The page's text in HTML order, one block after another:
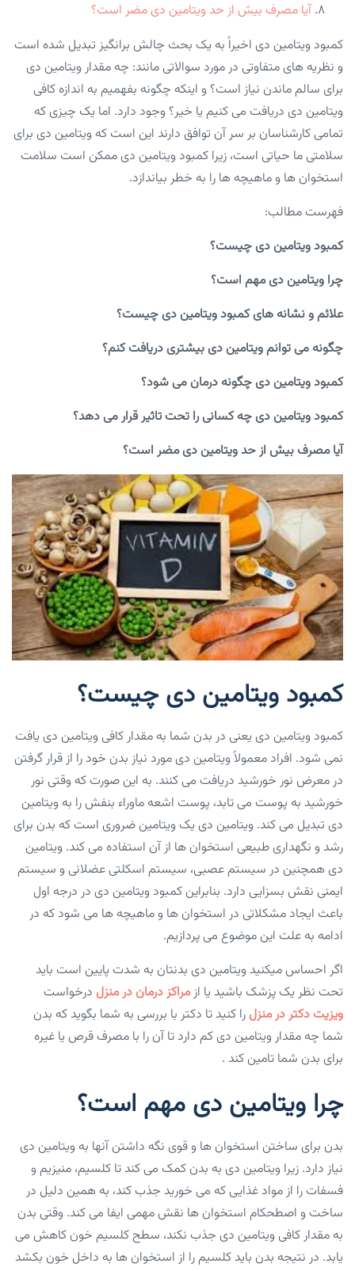
آیا مصرف بیش از حد ویتامین دی مضر است؟
کمبود ویتامین دی اخیراً به یک بحث چالش برانگیز تبدیل شده است
و نظریه های متفاوتی در مورد سوالاتی مانند: چه مقدار ویتامین دی
برای سالم ماندن نیاز است؟ و اینکه چگونه بفهمیم به اندازه کافی
ویتامین دی دریافت می کنیم یا خیر؟ وجود دارد. اما یک چیزی که
تمامی کارشناسان بر سر آن توافق دارند این است که ویتامین دی برای
سلامتی ما حیاتی است، زیرا کمبود ویتامین دی ممکن است سلامت
استخوان ها و ماهیچه ها را به خطر بیاندازد.
فهرست مطالب:
کمبود ویتامین دی چیست؟
چرا ویتامین دی مهم است؟
علائم و نشانه های کمبود ویتامین دی چیست؟
چگونه می توانم ویتامین دی بیشتری دریافت کنم؟
کمبود ویتامین دی چگونه درمان می شود؟
کمبود ویتامین دی چه کسانی را تحت تاثیر قرار می دهد؟
آیا مصرف بیش از حد ویتامین دی مضر است؟
کمبود ویتامین دی چیست؟
کمبود ویتامین دی یعنی در بدن شما به مقدار کافی ویتامین دی یافت
نمی ‌شود. افراد معمولاً ویتامین دی مورد نیاز بدن خود را از قرار گرفتن
در معرض نور خورشید دریافت می ‌کنند. به این صورت که وقتی نور
خورشید به پوست می ‌تابد، پوست اشعه ماوراء بنفش را به ویتامین
دی تبدیل می ‌کند. ویتامین دی یک ویتامین ضروری است که بدن برای
رشد و نگهداری طبیعی استخوان ها از آن استفاده می کند. ویتامین
دی همچنین در سیستم عصبی، سیستم اسکلتی عضلانی و سیستم
ایمنی نقش بسزایی دارد. بنابراین کمبود ویتامین دی در درجه اول
باعث ایجاد مشکلاتی در استخوان ها و ماهیچه ها می شود که در
ادامه به علت این موضوع می پردازیم.
اگر احساس میکنید ویتامین دی بدنتان به شدت پایین است باید
تحت نظر یک پزشک باشید یا ازمراکز درمان در منزل درخواست
ویزیت دکتر در منزل را کنید تا دکتر با بررسی به شما بگوید که بدن
شما چه مقدار ویتامین دی کم دارد تا آن را با مصرف قرص یا غیره
برای بدن شما تامین کند .
چرا ویتامین دی مهم است؟
بدن برای ساختن استخوان ها و قوی نگه داشتن آنها به ویتامین دی
نیاز دارد. زیرا ویتامین دی به بدن کمک می کند تا کلسیم، منیزیم و
فسفات را از مواد غذایی که می خورید جذب کند، به همین دلیل در
ساخت و اصطحکام استخوان ها نقش مهمی ایفا می ‌کند. وقتی بدن
به مقدار کافی ویتامین دی جذب نکند، سطح کلسیم خون کاهش می
یابد. در نتیجه بدن باید کلسیم را از استخوان ها به داخل خون بکشد